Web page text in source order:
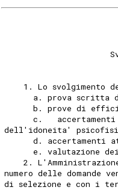
1. Lo svolgimento
a. prova scritta
b. prove di
c.
dell'idoneita'
d. accertamenti
e. valutazione
2.
numero delle domande
di selezione e con i